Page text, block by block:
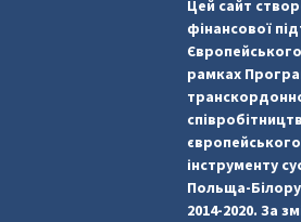
Цей сайт
фінансової
рамках
європейського
інструменту
Польща-
2014-2020. За